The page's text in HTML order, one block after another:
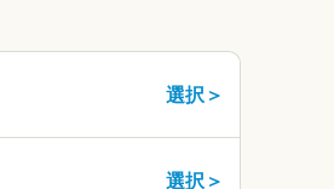
選択＞
選択＞